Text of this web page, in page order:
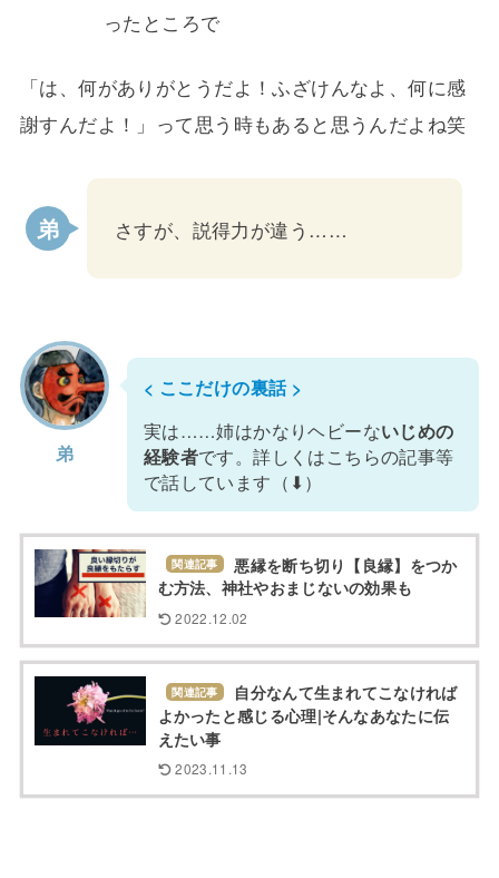
ったところで
「は、何がありがとうだよ！ふざけんなよ、何に感
謝すんだよ！」って思う時もあると思うんだよね笑
さすが、説得力が違う……
弟
< ここだけの裏話 >
実は……姉はかなりヘビーないじめの
経験者です。詳しくはこちらの記事等
で話しています（⬇）
関連記事
悪縁を断ち切り【良縁】をつか
む方法、神社やおまじないの効果も
2022.12.02
関連記事
自分なんて生まれてこなければ
よかったと感じる心理|そんなあなたに伝
えたい事
2023.11.13